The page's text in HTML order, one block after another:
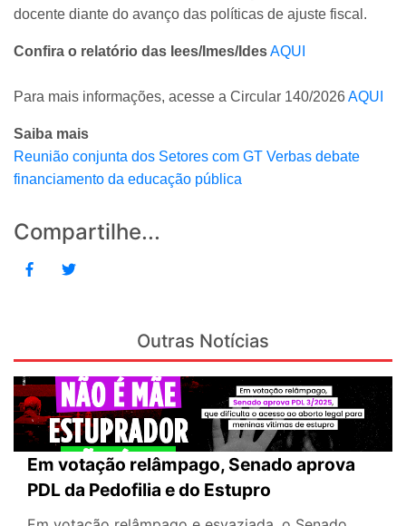
docente diante do avanço das políticas de ajuste fiscal.
Confira o relatório das Iees/Imes/IdesAQUI
Para mais informações, acesse a Circular 140/2026AQUI
Saiba mais
Reunião conjunta dos Setores com GT Verbas debate
financiamento da educação pública
Compartilhe...
Outras Notícias
Em votação relâmpago, Senado aprova
PDL da Pedofilia e do Estupro